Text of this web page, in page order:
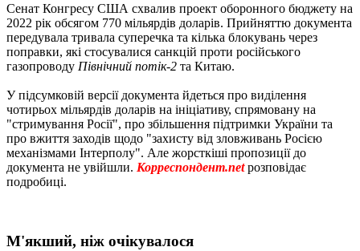
Сенат Конгресу США схвалив проект оборонного бюджету на
2022 рік обсягом 770 мільярдів доларів. Прийняттю документа
передувала тривала суперечка та кілька блокувань через
поправки, які стосувалися санкцій проти російського
газопроводу Північний потік-2 та Китаю.
У підсумковій версії документа йдеться про виділення
чотирьох мільярдів доларів на ініціативу, спрямовану на
"стримування Росії", про збільшення підтримки України та
про вжиття заходів щодо "захисту від зловживань Росією
механізмами Інтерполу". Але жорсткіші пропозиції до
документа не увійшли. Корреспондент.netрозповідає
подробиці.
М'якший, ніж очікувалося